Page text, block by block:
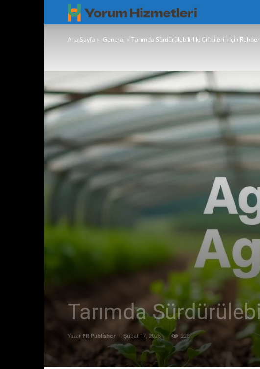
Google
Yorum
–
Google
Maps
Ana Sayfa General Tarımda Sürdürülebilirlik: Çiftçilerin İçin Rehber
Tarımda
Yazar PR Publisher - Şubat 17, 2026 228